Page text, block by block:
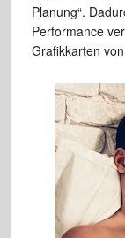
Planung“.
Performance
Grafikkarten